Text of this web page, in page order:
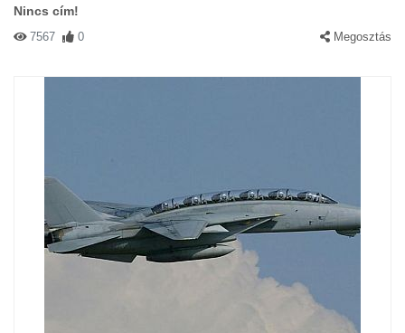
Nincs cím!
7567 0 Megosztás